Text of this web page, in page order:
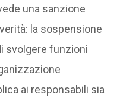
una sanzione
la sospensione
svolgere funzioni
ai responsabili sia